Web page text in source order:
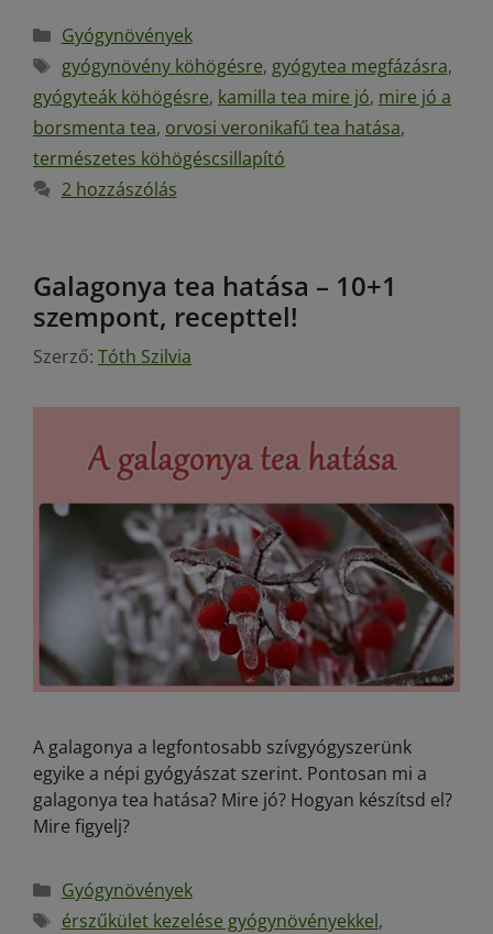
Gyógynövények
gyógynövény köhögésre, gyógytea megfázásra,
gyógyteák köhögésre, kamilla tea mire jó, mire jó a
borsmenta tea, orvosi veronikafű tea hatása,
természetes köhögéscsillapító
2 hozzászólás
Galagonya tea hatása – 10+1
szempont, recepttel!
Szerző: Tóth Szilvia
A galagonya a legfontosabb szívgyógyszerünk
egyike a népi gyógyászat szerint. Pontosan mi a
galagonya tea hatása? Mire jó? Hogyan készítsd el?
Mire figyelj?
Gyógynövények
érszűkület kezelése gyógynövényekkel,